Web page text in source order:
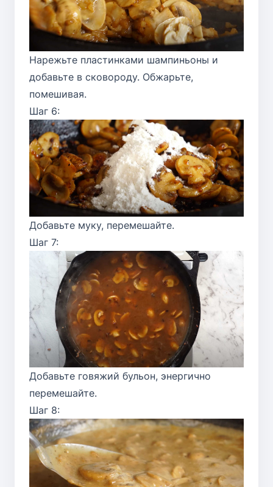
Нарежьте пластинками шампиньоны и
добавьте в сковороду. Обжарьте,
помешивая.
Шаг 6:
Добавьте муку, перемешайте.
Шаг 7:
Добавьте говяжий бульон, энергично
перемешайте.
Шаг 8: